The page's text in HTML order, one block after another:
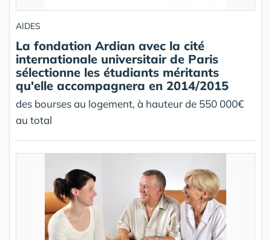
AIDES
La fondation Ardian avec la cité
internationale universitair de Paris
sélectionne les étudiants méritants
qu'elle accompagnera en 2014/2015
des bourses au logement, à hauteur de 550 000€
au total